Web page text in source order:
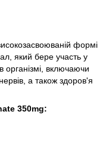
формі
який бере участь у
організмі, включаючи
а також здоров'я
350mg: